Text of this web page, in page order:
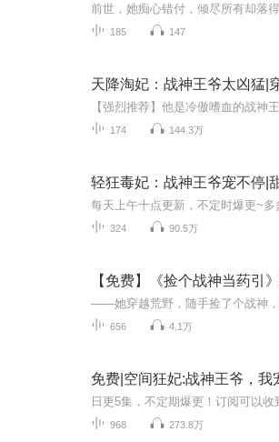
185 147
天降淘妃：战神王爷太凶猛|
174 144.3万
轻狂毒妃：战神王爷宠不停|
324 90.5万
656 4.1万
968 273.8万